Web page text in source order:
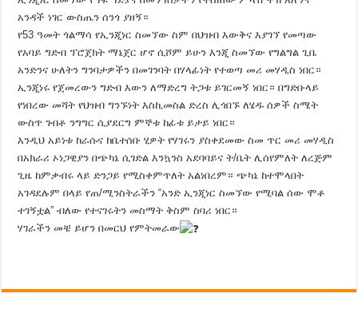
አንዳች ነገር ውስጤን ሰንጎ ያዘኝ።
የ53 ዓመት ጎልማሳ የኢንጂነር ስመኘው ስም በህዝብ እውቅና እያገኘ የመጣው
የአባይ ግድብ ፕሮጀክት ማኔጀር ሆኖ ሲሾም ይሁን እንጂ ስመኘው የግልግል ጊቤ
አንድንና ሁለትን ግንባታዎችን በመገንባት በሃላፊነት የተወጣ መሪ መሃዲስ ነበር።
ኢንጂነሩ የጀመረውን ግድብ እውን ለማድረግ ትጋቱ ይገርመኝ ነበር። በግድቡላይ
የነበረው መሻት የህዝብ ግንኙነት እስኪመስል ድረስ ሊጎበኙ ለሄዱ ሰዎች ስሜት
ውስጥ ገብቶ ንግግር ሲያደርግ ምኞቱ ከፊቱ ይታይ ነበር።
እንዲህ አይነቱ ከራሱና ከቤተሰቡ ሂዎት የሃገሩን ያስቀደመው ስመ ጥር መሪ መሃዲስ
በአክራሪ ኦነጋዊያን በጭካኔ ሲገድል እንኳንስ አደባባይና ት/ቤት ሊሰየምለት ለረጅም
ጊዜ ከምቃብሩ ላይ ድንጋይ የሚስቀምጥለት አልነበረም። ጭካኔ ከተሞላበት
አገዳደሉም በላይ የጠ/ሚንስትራችን “አንድ ኢንጂነር ስመኘው የሚባል ሰው ሞቶ
ተገኝቷል” ብለው የተናገሩትን መስማት ቅስም ስባሪ ነበር።
ሃገራችን መቼ ይሆን በመርህ የምትመራው